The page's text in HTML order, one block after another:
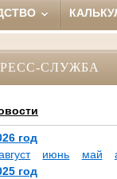
СЛУЖБА
год
июнь май
год